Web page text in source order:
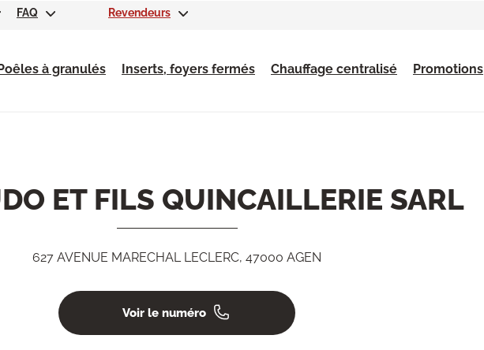
à granulés Inserts, foyers fermés Chauffage centralisé Promotions
FAQ Revendeurs
ET FILS QUINCAILLERIE SARL
627 AVENUE MARECHAL LECLERC, 47000 AGEN
Voir le numéro